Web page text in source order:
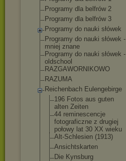
Programy dla belfrów 2
Programy dla belfrów 3
Programy do nauki słówek
Programy do nauki słówek -
mniej znane
Programy do nauki słówek -
oldschool
RAZGAWORNIKOWO
RAZUMA
Reichenbach Eulengebirge
196 Fotos aus guten
alten Zeiten
44 reminescencje
fotograficzne z drugiej
połowy lat 30 XX wieku
Alt-Schlesien (1913)
Ansichtskarten
Die Kynsburg